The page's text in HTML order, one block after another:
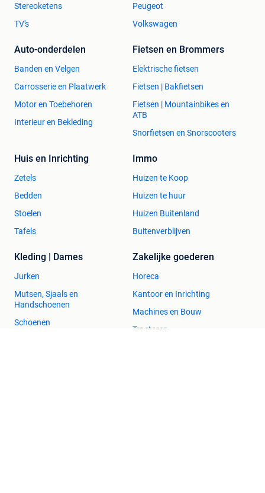
Stereoketens
TV's
Peugeot
Volkswagen
Auto-onderdelen
Banden en Velgen
Carrosserie en Plaatwerk
Motor en Toebehoren
Interieur en Bekleding
Fietsen en Brommers
Elektrische fietsen
Fietsen | Bakfietsen
Fietsen | Mountainbikes en
ATB
Snorfietsen en Snorscooters
Huis en Inrichting
Zetels
Bedden
Stoelen
Tafels
Immo
Huizen te Koop
Huizen te huur
Huizen Buitenland
Buitenverblijven
Kleding | Dames
Jurken
Mutsen, Sjaals en
Handschoenen
Schoenen
Zakelijke goederen
Horeca
Kantoor en Inrichting
Machines en Bouw
Tractoren